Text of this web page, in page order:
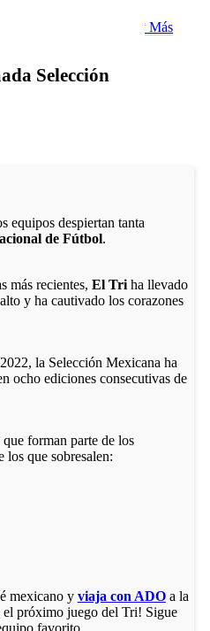
Selección
equipos despiertan tanta
de Fútbol.
más recientes, El Triha llevado
y ha cautivado los corazones
la Selección Mexicana ha
ocho ediciones consecutivas de
forman parte de los
los que sobresalen:
mexicano y viaja con ADOa la
próximo juego del Tri! Sigue
Tips y Más